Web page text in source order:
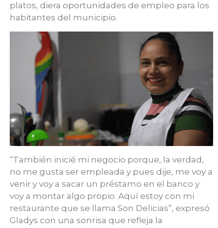
platos, diera oportunidades de empleo para los
habitantes del municipio.
“También inicié mi negocio porque, la verdad,
no me gusta ser empleada y pues dije, me voy a
venir y voy a sacar un préstamo en el banco y
voy a montar algo propio. Aquí estoy con mi
restaurante que se llama Son Delicias”, expresó
Gladys con una sonrisa que refleja la